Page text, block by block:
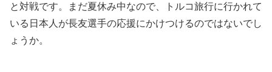
と対戦です。まだ夏休み中なので、トルコ旅行に行かれて
いる日本人が長友選手の応援にかけつけるのではないでし
ょうか。